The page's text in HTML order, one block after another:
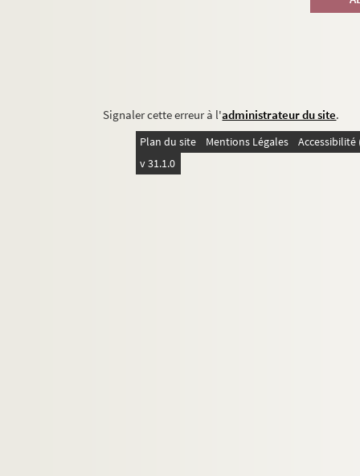
Signaler cette erreur à l'administrateur du site.
Plan du site Mentions Légales
v 31.1.0